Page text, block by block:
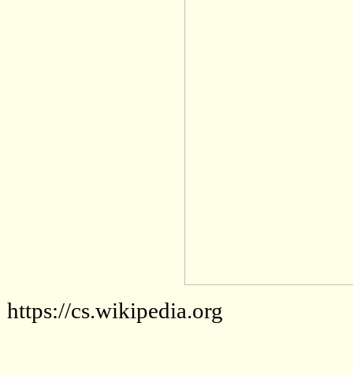
https://cs.wikipedia.org